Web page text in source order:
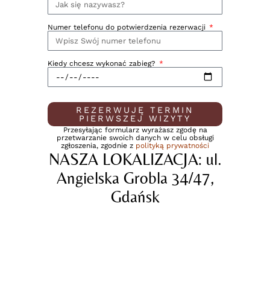
Numer telefonu do potwierdzenia rezerwacji
Kiedy chcesz wykonać zabieg?
REZERWUJĘ TERMIN
PIERWSZEJ WIZYTY
Przesyłając formularz wyrażasz zgodę na
przetwarzanie swoich danych w celu obsługi
zgłoszenia, zgodnie z polityką prywatności
NASZA LOKALIZACJA: ul.
Angielska Grobla 34/47,
Gdańsk